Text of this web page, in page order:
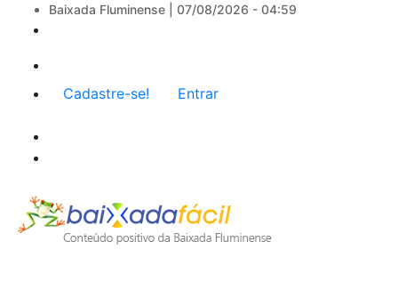
Baixada Fluminense | 07/08/2026 - 04:59
Menu
de
usuário
Cadastre-se! Entrar